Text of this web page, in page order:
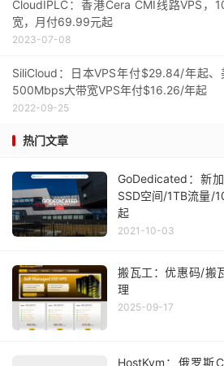
CloudIPLC：香港Cera CMI线路VPS，
宽，月付69.99元起
2023-07-08
SiliCloud：日本VPS年付$29.84/年起
500Mbps大带宽VPS年付$16.26/年起
2022-09-25
热门文章
GoDedicated：新
SSD空间/1TB流量/
起
2021-10-03
搬瓦工：优惠码/搬
理
2025-09-17
HostKvm：俄罗斯